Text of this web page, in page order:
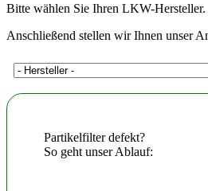
Bitte wählen Sie Ihren LKW-Hersteller.
Anschließend stellen wir Ihnen unser
Partikelfilter defekt?
So geht unser Ablauf: